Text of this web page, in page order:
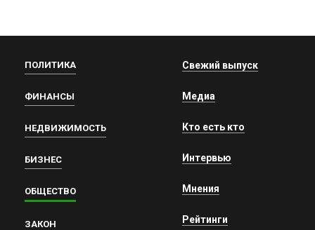
ПОЛИТИКА
ФИНАНСЫ
НЕДВИЖИМОСТЬ
БИЗНЕС
ОБЩЕСТВО
ЗАКОН
Свежий выпуск
Медиа
Кто есть кто
Интервью
Мнения
Рейтинги